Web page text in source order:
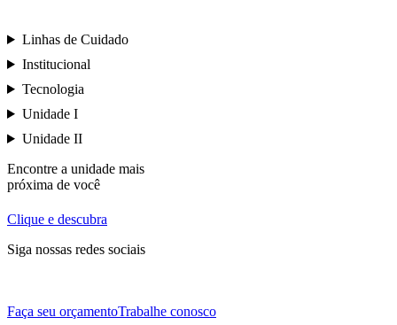
Linhas de Cuidado
Institucional
Tecnologia
Unidade I
Unidade II
Encontre a unidade mais
próxima de você
Clique e descubra
Siga nossas redes sociais
Faça seu orçamentoTrabalhe conosco